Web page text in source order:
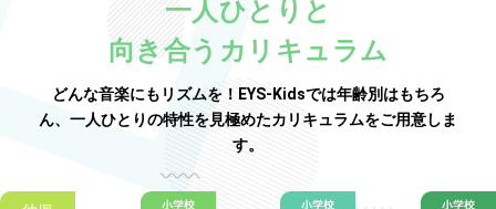
一人ひとりと
向き合うカリキュラム
どんな音楽にもリズムを！EYS-Kidsでは年齢別はもちろ
ん、一人ひとりの特性を見極めたカリキュラムをご用意しま
す。